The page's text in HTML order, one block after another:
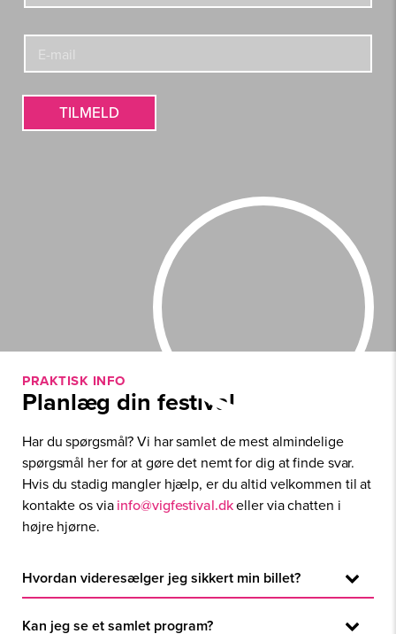
i
E
m
i
v
E
m
a
l
TILMELD
PRAKTISK INFO
Planlæg din festival
Har du spørgsmål? Vi har samlet de mest almindelige
spørgsmål her for at gøre det nemt for dig at finde svar.
Hvis du stadig mangler hjælp, er du altid velkommen til at
kontakte os viainfo@vigfestival.dkeller via chatten i
højre hjørne.
Hvordan videresælger jeg sikkert min billet?
Når du har fundet en køber kan I bruge
Kan jeg se et samlet program?